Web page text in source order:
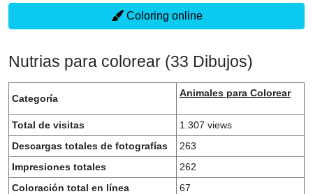
Coloring online
Nutrias para colorear (33 Dibujos)
Categoría Animales para Colorear
Total de visitas
1.307 views
Descargas totales de fotografías
263
Impresiones totales
262
Coloración total en línea
67